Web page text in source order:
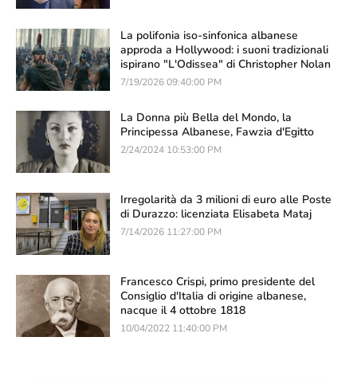
La polifonia iso-sinfonica albanese
approda a Hollywood: i suoni tradizionali
ispirano "L'Odissea" di Christopher Nolan
7/19/2026 09:40:00 PM
La Donna più Bella del Mondo, la
Principessa Albanese, Fawzia d'Egitto
2/24/2024 10:53:00 PM
Irregolarità da 3 milioni di euro alle Poste
di Durazzo: licenziata Elisabeta Mataj
7/14/2026 11:27:00 PM
Francesco Crispi, primo presidente del
Consiglio d'Italia di origine albanese,
nacque il 4 ottobre 1818
10/04/2022 11:40:00 PM